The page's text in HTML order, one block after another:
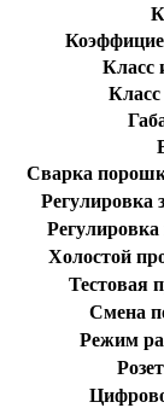
Класс
Сварка
Регулировка
Холостой
Тестовая
Смена
Режим